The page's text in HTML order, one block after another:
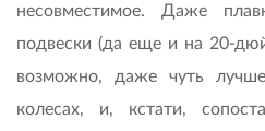
несовместимое. Даже
подвески (да еще и на 20-
возможно, даже чуть
колесах, и, кстати,